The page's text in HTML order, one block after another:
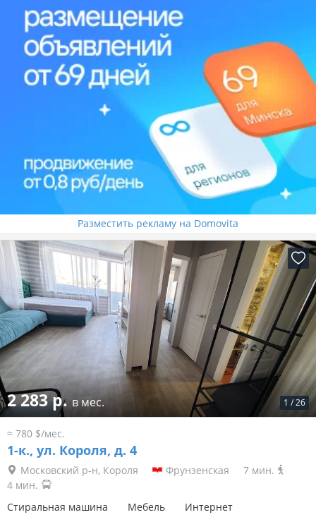
Разместить рекламу на Domovita
1 /26
2 283 р.в мес.
≈ 780 $/мес.
1-к., ул. Короля, д. 4
Московский р-н, Короля Фрунзенская
7 мин.
4 мин.
Стиральная машина
Мебель Интернет